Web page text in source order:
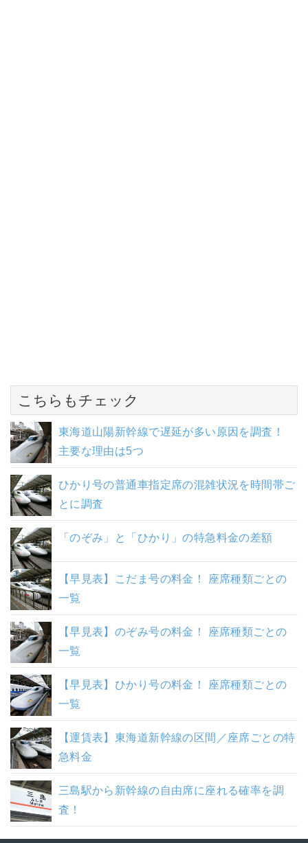
こちらもチェック
東海道山陽新幹線で遅延が多い原因を調査！
主要な理由は5つ
ひかり号の普通車指定席の混雑状況を時間帯ご
とに調査
「のぞみ」と「ひかり」の特急料金の差額
【早見表】こだま号の料金！ 座席種類ごとの
一覧
【早見表】のぞみ号の料金！ 座席種類ごとの
一覧
【早見表】ひかり号の料金！ 座席種類ごとの
一覧
【運賃表】東海道新幹線の区間／座席ごとの特
急料金
三島駅から新幹線の自由席に座れる確率を調
査！